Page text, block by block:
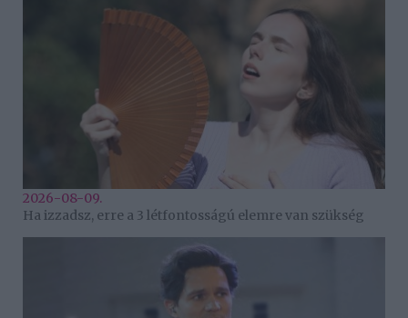
2026-08-09.
Ha izzadsz, erre a 3 létfontosságú elemre van szükség